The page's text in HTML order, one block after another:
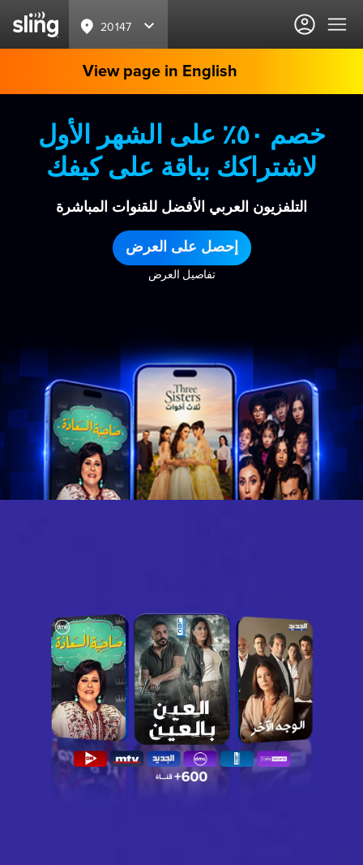
20147
View page in English
خصم ٥٠٪ على الشهر الأول
لاشتراكك بباقة على كيفك
التلفزيون العربي الأفضل للقنوات المباشرة
إحصل على العرض
تفاصيل العرض